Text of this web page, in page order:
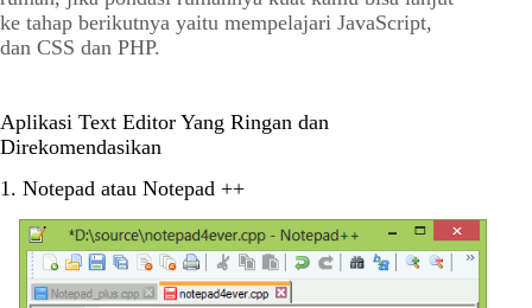
ke tahap berikutnya yaitu mempelajari JavaScript,
dan CSS dan PHP.
Aplikasi Text Editor Yang Ringan dan
Direkomendasikan
1. Notepad atau Notepad ++